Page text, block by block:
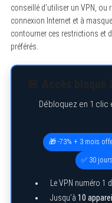
conseillé d’utiliser un VPN, ou
connexion Internet et à
contourner ces restrictions et
préférés.
Débloquez en 1 clic
🎁 -73% + 3 mois
✅ 30
Le VPN numéro 1
Jusqu’à 10